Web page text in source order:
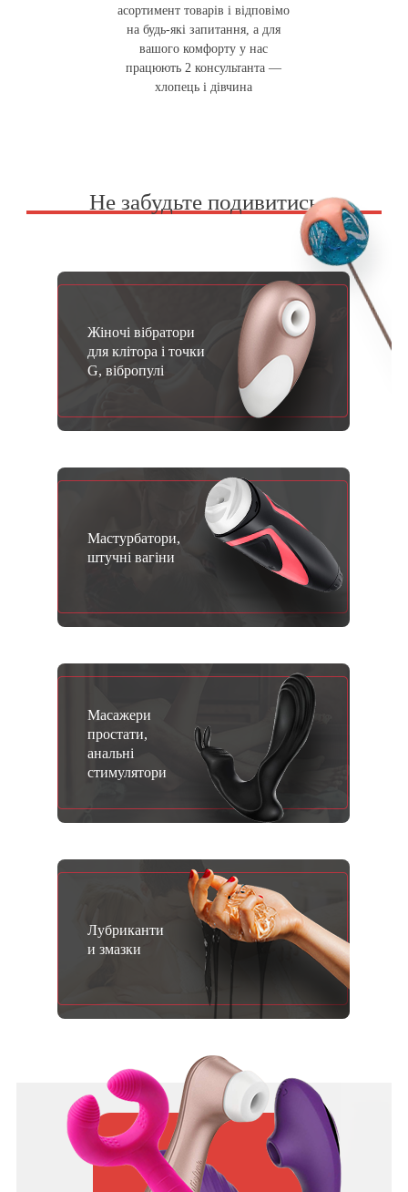
асортимент товарів і відповімо
на будь-які запитання, а для
вашого комфорту у нас
працюють 2 консультанта —
хлопець і дівчина
Не забудьте подивитись
Жіночі вібратори
для клітора і точки
G, вібропулі
Мастурбатори,
штучні вагіни
Масажери
простати,
анальні
стимулятори
Лубриканти
и змазки